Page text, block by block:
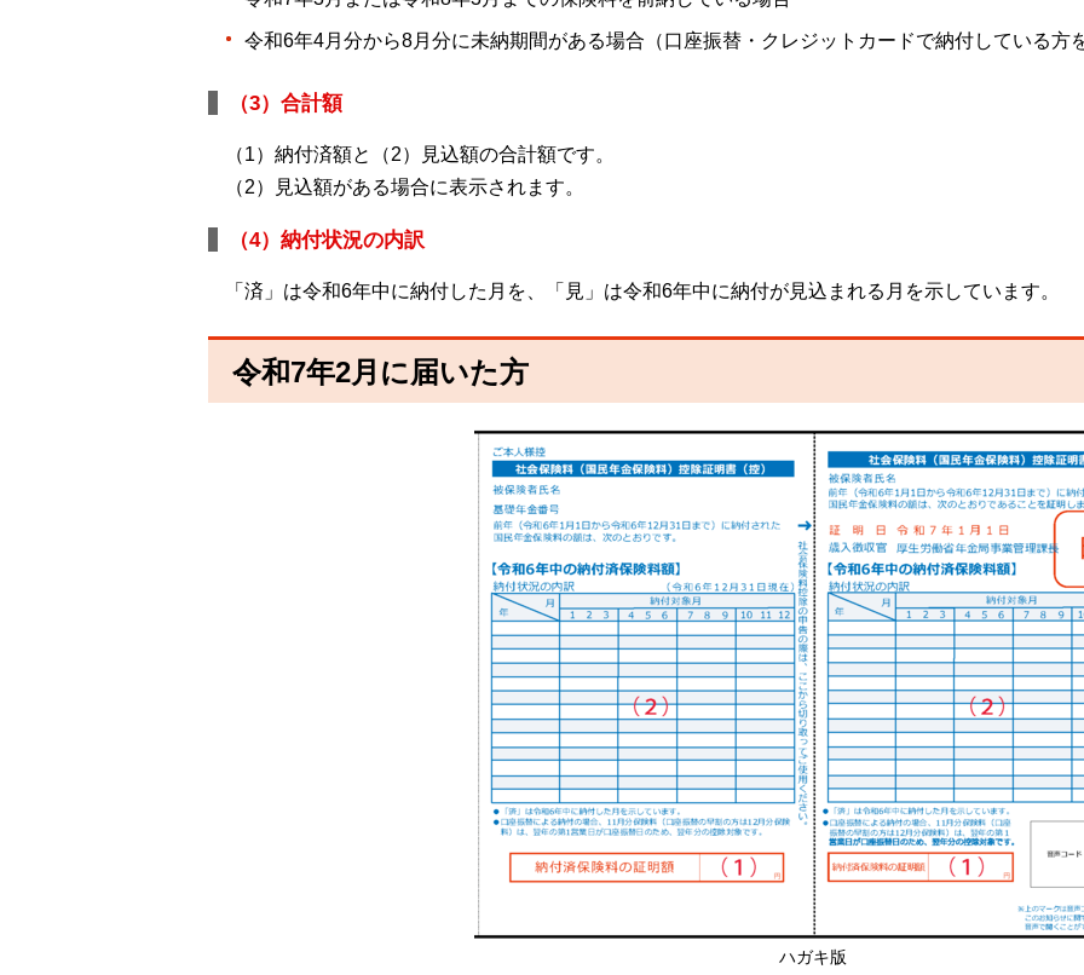
令和6年4月分から8月分に未納期間がある場合（口座振替・クレジットカードで納付している方
（3）合計額
（1）納付済額と（2）見込額の合計額です。
（2）見込額がある場合に表示されます。
（4）納付状況の内訳
「済」は令和6年中に納付した月を、「見」は令和6年中に納付が見込まれる月を示しています。
令和7年2月に届いた方
ハガキ版